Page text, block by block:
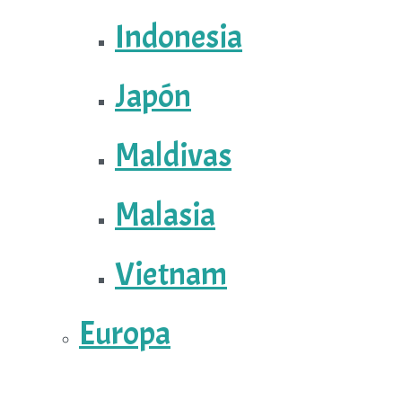
Indonesia
Japón
Maldivas
Malasia
Vietnam
Europa